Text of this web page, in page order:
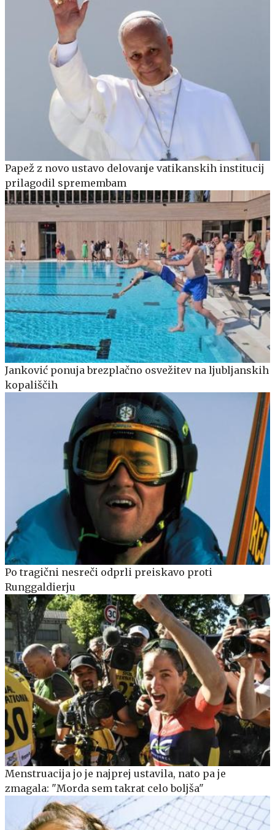
Papež z novo ustavo delovanje vatikanskih institucij
prilagodil spremembam
Janković ponuja brezplačno osvežitev na ljubljanskih
kopališčih
Po tragični nesreči odprli preiskavo proti
Runggaldierju
Menstruacija jo je najprej ustavila, nato pa je
zmagala: "Morda sem takrat celo boljša"